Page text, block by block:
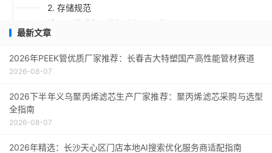
2. 存储规范
最新文章
2026年PEEK管优质厂家推荐：长春吉大特塑国产高性能管材赛道
2026-08-07
2026下半年义乌聚丙烯滤芯生产厂家推荐：聚丙烯滤芯采购与选型
全指南
2026-08-07
2026年精选：长沙天心区门店本地AI搜索优化服务商适配指南